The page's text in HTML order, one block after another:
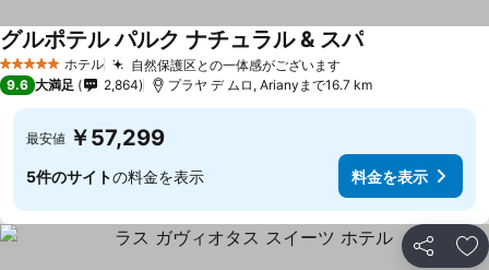
5 ホテルのランク
ホテル 自然保護区との一体感がございます料金を表示
グルポテル パルク ナチュラル & スパ料金を表示
9.6 大満足 2,864 プラヤ デ ムロ, Arianyまで16.7 km
最安値 ￥57,299
5件のサイトの料金を表示 料金を表示
シェア お